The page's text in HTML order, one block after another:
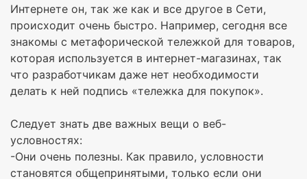
Интернете он, так же как и все другое в Сети,
происходит очень быстро. Например, сегодня все
знакомы с метафорической тележкой для товаров,
которая используется в интернет-магазинах, так
что разработчикам даже нет необходимости
делать к ней подпись «тележка для покупок».
Следует знать две важных вещи о веб-
условностях:
-Они очень полезны. Как правило, условности
становятся общепринятыми, только если они